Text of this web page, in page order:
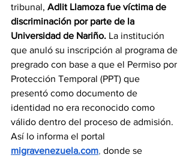
tribunal, Adlit Llamoza fue víctima de
discriminación por parte de la
Universidad de Nariño. La institución
que anuló su inscripción al programa de
pregrado con base a que el Permiso por
Protección Temporal (PPT) que
presentó como documento de
identidad no era reconocido como
válido dentro del proceso de admisión.
Así lo informa el portal
migravenezuela.com, donde se